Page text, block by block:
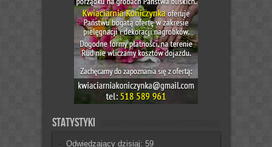
Statystyki
Odwiedzający dzisiaj: 59